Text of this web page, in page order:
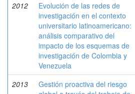
2012
Evolución de las redes de
investigación en el contexto
universitario latinoamericano:
análisis comparativo del
impacto de los esquemas de
investigación de Colombia y
Venezuela
2013
Gestión proactiva del riesgo